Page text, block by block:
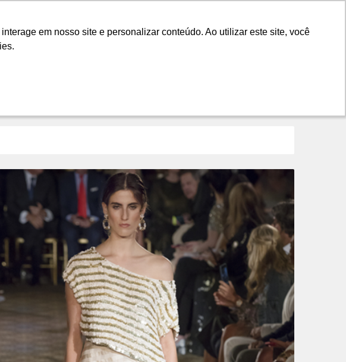
em nosso site e personalizar conteúdo. Ao utilizar este site, você
em nosso site e personalizar conteúdo. Ao utilizar este site, você
PRESENTES LANÇAMENTOS DICAS CONTATO